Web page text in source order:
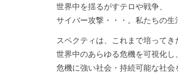
世界中を揺るがすテロや戦争、
サイバー攻撃・・・。私たちの生
スペクティは、これまで培ってき
世界中のあらゆる危機を可視化し
危機に強い社会・持続可能な社会